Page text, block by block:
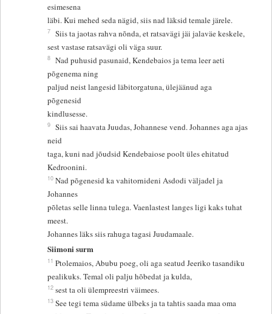
esimesena
läbi. Kui mehed seda nägid, siis nad läksid temale järele.
7 Siis ta jaotas rahva nõnda, et ratsavägi jäi jalaväe keskele,
sest vastase ratsavägi oli väga suur.
8 Nad puhusid pasunaid, Kendebaios ja tema leer aeti
põgenema ning
paljud neist langesid läbitorgatuna, ülejäänud aga
põgenesid
kindlusesse.
9 Siis sai haavata Juudas, Johannese vend. Johannes aga ajas
neid
taga, kuni nad jõudsid Kendebaiose poolt üles ehitatud
Kedroonini.
10 Nad põgenesid ka vahitornideni Asdodi väljadel ja
Johannes
põletas selle linna tulega. Vaenlastest langes ligi kaks tuhat
meest.
Johannes läks siis rahuga tagasi Juudamaale.
Siimoni surm
11 Ptolemaios, Abubu poeg, oli aga seatud Jeeriko tasandiku
pealikuks. Temal oli palju hõbedat ja kulda,
12 sest ta oli ülempreestri väimees.
13 See tegi tema südame ülbeks ja ta tahtis saada maa oma